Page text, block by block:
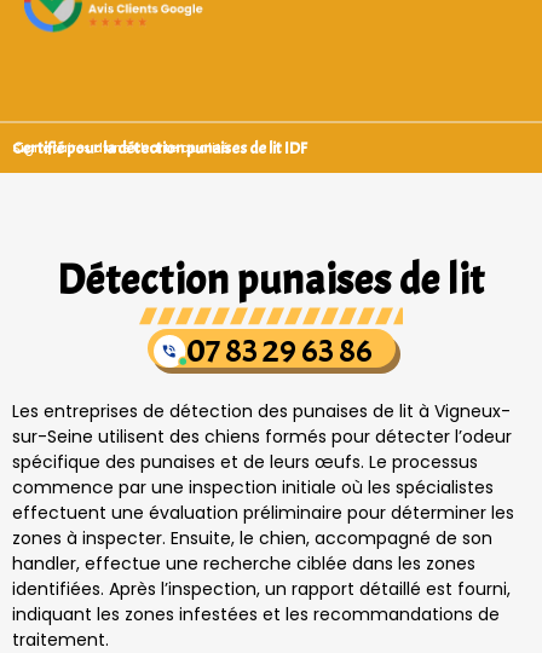
Certifié pour la détection punaises de lit IDF
Signataires d’une charte qualité
Détection punaises de lit
07 83 29 63 86
Les entreprises de détection des punaises de lit à Vigneux-
sur-Seine utilisent des chiens formés pour détecter l’odeur
spécifique des punaises et de leurs œufs. Le processus
commence par une inspection initiale où les spécialistes
effectuent une évaluation préliminaire pour déterminer les
zones à inspecter. Ensuite, le chien, accompagné de son
handler, effectue une recherche ciblée dans les zones
identifiées. Après l’inspection, un rapport détaillé est fourni,
indiquant les zones infestées et les recommandations de
traitement.